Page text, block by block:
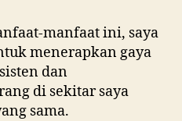
manfaat ini, saya
menerapkan gaya
dan
di sekitar saya
sama.